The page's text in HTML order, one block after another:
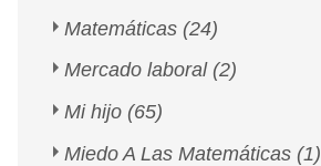
Matemáticas (24)
Mercado laboral (2)
Mi hijo (65)
Miedo A Las Matemáticas (1)